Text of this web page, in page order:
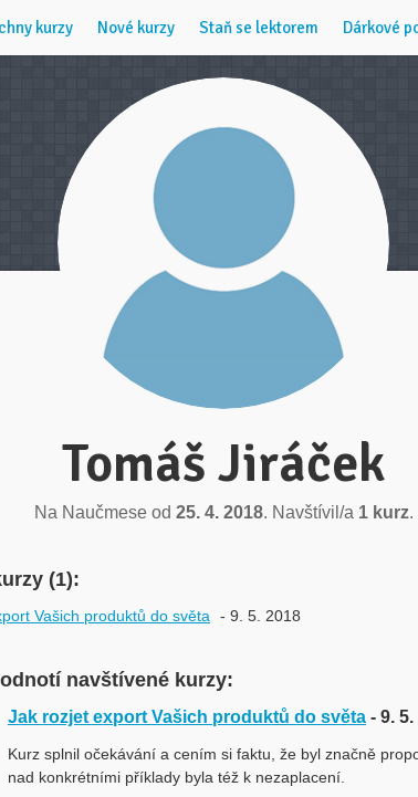
kurzy Nové kurzy Staň se lektorem Dárkové
Tomáš Jiráček
Na Naučmese od 25. 4. 2018. Navštívil/a 1 kurz.
(1):
Vašich produktů do světa - 9. 5. 2018
navštívené kurzy:
Jak rozjet export Vašich produktů do světa - 9.
Kurz splnil očekávání a cením si faktu, že byl značně
nad konkrétními příklady byla též k nezaplacení.